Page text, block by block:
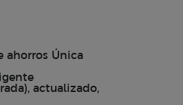
ahorros Única
actualizado,